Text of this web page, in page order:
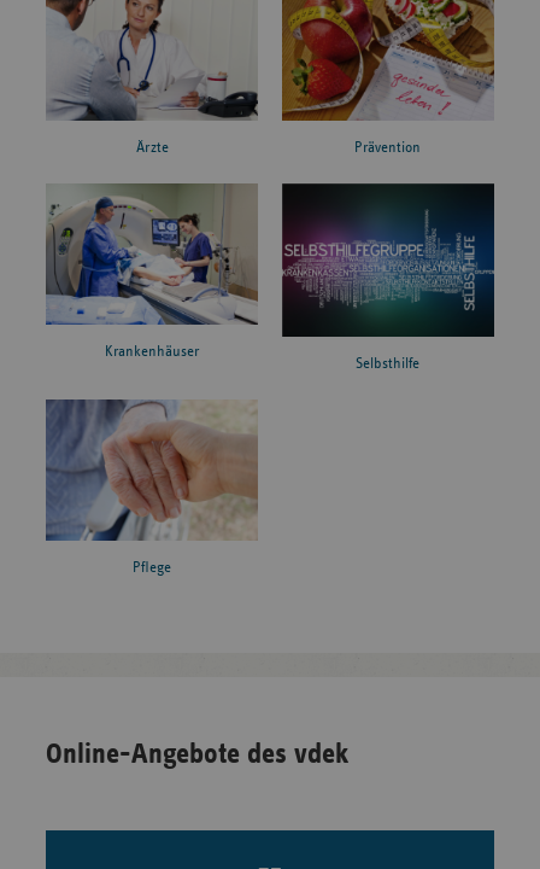
Ärzte Prävention
Krankenhäuser
Selbsthilfe
Pflege
Online-Angebote des vdek